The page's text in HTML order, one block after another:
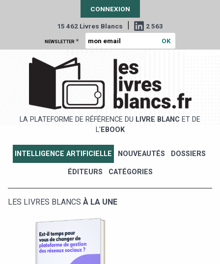
CONNEXION
15 462 Livres Blancs | 2 563
NEWSLETTER *
LA PLATEFORME DE RÉFÉRENCE DU LIVRE BLANC ET DE
L' EBOOK
INTELLIGENCE ARTIFICIELLE NOUVEAUTÉS DOSSIERS
ÉDITEURS CATÉGORIES
LES LIVRES BLANCS À LA UNE